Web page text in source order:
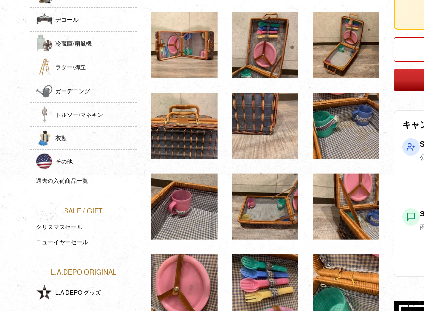
デコール
冷蔵庫/扇風機
ラダー/脚立
ガーデニング
トルソー/マネキン
衣類
その他
過去の入荷商品一覧
SALE / GIFT
クリスマスセール
ニューイヤーセール
L.A.DEPO ORIGINAL
L.A.DEPO グッズ
キャ